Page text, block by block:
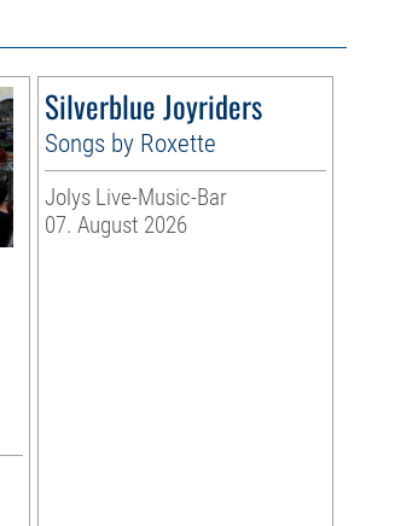
Silverblue Joyriders
Songs by Roxette
Jolys Live-Music-Bar
07. August 2026